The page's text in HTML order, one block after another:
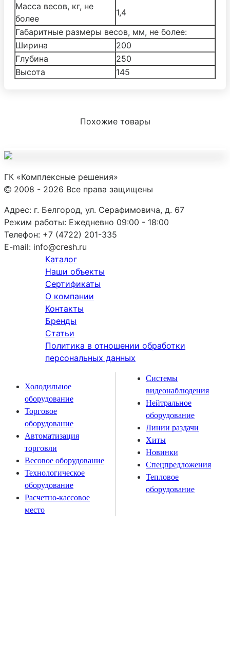
Масса весов, кг, не
более
1,4
Габаритные размеры весов, мм, не более:
Ширина
200
Глубина
250
Высота
145
Похожие товары
ГК «Комплексные решения»
2008 - 2026 Все права защищены
Адрес: г. Белгород, ул. Серафимовича, д. 67
Режим работы: Ежедневно 09:00 - 18:00
Телефон: +7 (4722) 201-335
E-mail: info@cresh.ru
Каталог
Наши объекты
Сертификаты
О компании
Контакты
Бренды
Статьи
Политика в отношении обработки
персональных данных
Холодильное
оборудование
Торговое
оборудование
Автоматизация
торговли
Весовое оборудование
Технологическое
оборудование
Расчетно-кассовое
место
Системы
видеонаблюдения
Нейтральное
оборудование
Линии раздачи
Хиты
Новинки
Спецпредложения
Тепловое
оборудование